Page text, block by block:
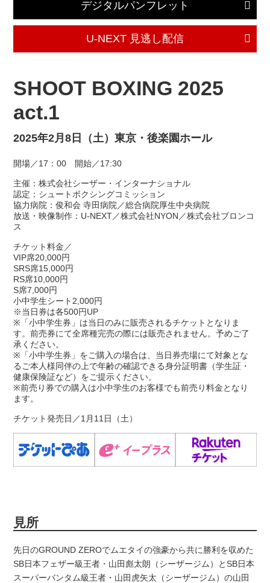
デジタルパンフレット
U-NEXT 見逃し配信
SHOOT BOXING 2025
act.1
2025年2月8日（土）東京・後楽園ホール
開場／17：00 開始／17:30
主催：株式会社シーザー・インターナショナル
認定：シュートボクシングコミッション
協力病院：俊和会 寺田病院／総合病院厚生中央病院
放送・映像制作：U-NEXT／株式会社NYON／株式会社ブロンコ
ス
チケット料金／
VIP席20,000円
SRS席15,000円
RS席10,000円
S席7,000円
小中学生シート2,000円
※当日券は各500円UP
※「小中学生券」は当日のみに販売されるチケットとなりま
す。前売券にて全席種完売の際には販売されません。予めご了
承ください。
※「小中学生券」をご購入の場合は、当日券売場にて対象とな
るご本人様同伴の上で年齢の確認できる身分証明書（学生証・
健康保険証など）をご提示ください。
※前売り券での購入は小中学生のお客様でも前売り料金となり
ます。
チケット発売日／1月11日（土）
見所
先日のGROUND ZEROでムエタイの強豪から共に勝利を収めた
SB日本フェザー級王者・山田彪太朗（シーザージム）とSB日本
スーパーバンタム級王者・山田虎矢太（シーザージム）の山田